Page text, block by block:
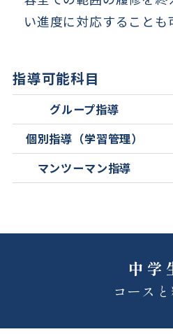
い進度に対応することも
指導可能科目
グループ指導
個別指導（学習管理）
マンツーマン指導
中学
コース